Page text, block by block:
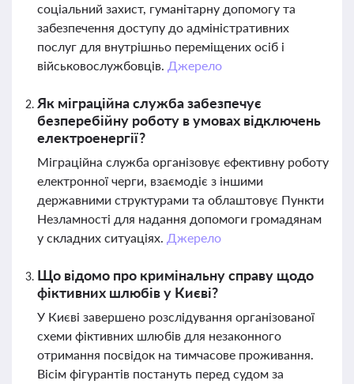
соціальний захист, гуманітарну допомогу та
забезпечення доступу до адміністративних
послуг для внутрішньо переміщених осіб і
військовослужбовців. Джерело
Як міграційна служба забезпечує
безперебійну роботу в умовах відключень
електроенергії?
Міграційна служба організовує ефективну роботу
електронної черги, взаємодіє з іншими
державними структурами та облаштовує Пункти
Незламності для надання допомоги громадянам
у складних ситуаціях. Джерело
Що відомо про кримінальну справу щодо
фіктивних шлюбів у Києві?
У Києві завершено розслідування організованої
схеми фіктивних шлюбів для незаконного
отримання посвідок на тимчасове проживання.
Вісім фігурантів постануть перед судом за